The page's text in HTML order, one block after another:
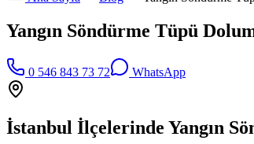
Yangın Söndürme Tüpü
0 546 843 73 72 WhatsApp
İstanbul İlçelerinde Yangın